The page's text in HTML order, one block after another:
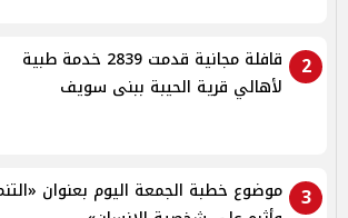
2
قافلة مجانية قدمت 2839 خدمة طبية
لأهالي قرية الحيبة ببنى سويف
3
موضوع خطبة الجمعة اليوم بعنوان